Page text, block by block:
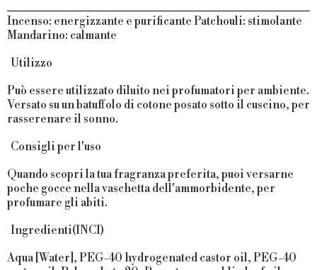
Incenso: energizzante e purificante Patchouli: stimolante
Mandarino: calmante
Utilizzo
Può essere utilizzato diluito nei profumatori per ambiente.
Versato su un batuffolo di cotone posato sotto il cuscino, per
rasserenare il sonno.
Consigli per l'uso
Quando scopri la tua fragranza preferita, puoi versarne
poche gocce nella vaschetta dell'ammorbidente, per
profumare gli abiti.
Ingredienti(INCI)
Aqua [Water], PEG-40 hydrogenated castor oil, PEG-40